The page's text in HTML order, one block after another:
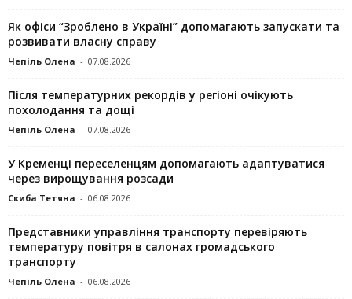
Як офіси “Зроблено в Україні” допомагають запускaти та
розвивати власну справу
Чепіль Олена - 07.08.2026
Після температурних рекордів у регіоні очікують
похолодання та дощі
Чепіль Олена - 07.08.2026
У Кременці переселенцям допомагають адаптуватися
через вирощування розсади
Скиба Тетяна - 06.08.2026
Представники управління транспорту перевіряють
температуру повітря в салонах громадського
транспорту
Чепіль Олена - 06.08.2026